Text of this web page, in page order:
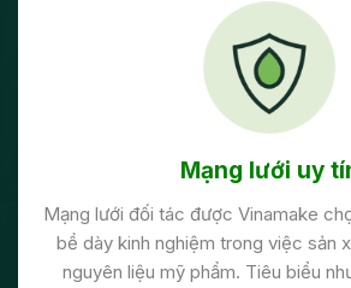
Mạng lưới uy
Mạng lưới đối tác được Vinamake
bề dày kinh nghiệm trong việc sản
nguyên liệu mỹ phẩm. Tiêu biểu